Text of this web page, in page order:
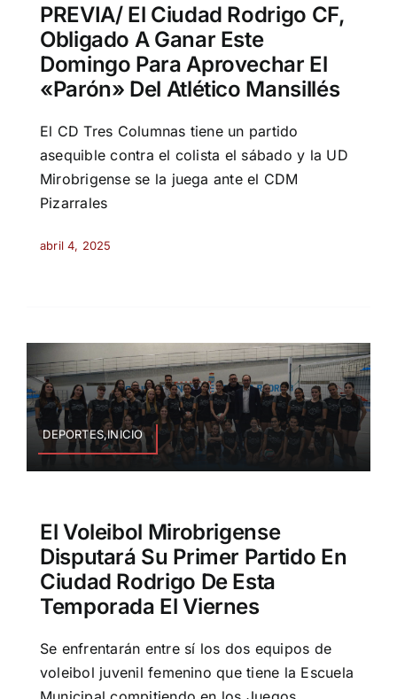
PREVIA/ El Ciudad Rodrigo CF,
Obligado A Ganar Este
Domingo Para Aprovechar El
«parón» Del Atlético Mansillés
El CD Tres Columnas tiene un partido
asequible contra el colista el sábado y la UD
Mirobrigense se la juega ante el CDM
Pizarrales
abril 4, 2025
DEPORTES,INICIO
El Voleibol Mirobrigense
Disputará Su Primer Partido En
Ciudad Rodrigo De Esta
Temporada El Viernes
Se enfrentarán entre sí los dos equipos de
voleibol juvenil femenino que tiene la Escuela